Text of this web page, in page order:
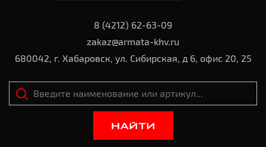
8 (4212) 62-63-09
zakaz@armata-khv.ru
680042, г. Хабаровск, ул. Сибирская, д 6, офис 20, 25
НАЙТИ